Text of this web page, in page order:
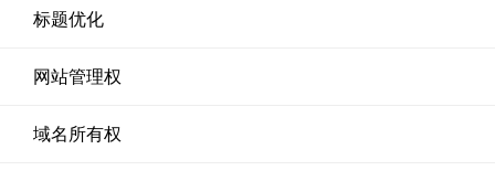
标题优化
网站管理权
域名所有权